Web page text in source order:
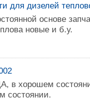
для дизелей
основе
новые и б.у.
в хорошем
состоянии.